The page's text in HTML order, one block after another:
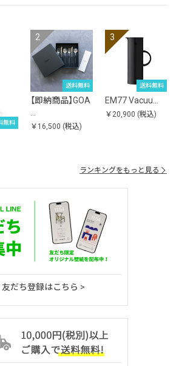
無料
送料無料
【即納商品】GOA
…
￥16,500 (税込)
送料無料
EM77 Vacuu…
￥20,900 (税込)
ランキングをもっと見る
友だち登録はこちら >